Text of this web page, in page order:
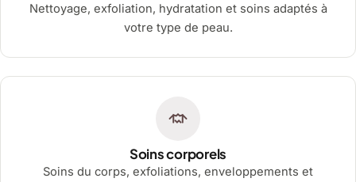
Nettoyage, exfoliation, hydratation et soins adaptés à
votre type de peau.
Soins corporels
Soins du corps, exfoliations, enveloppements et